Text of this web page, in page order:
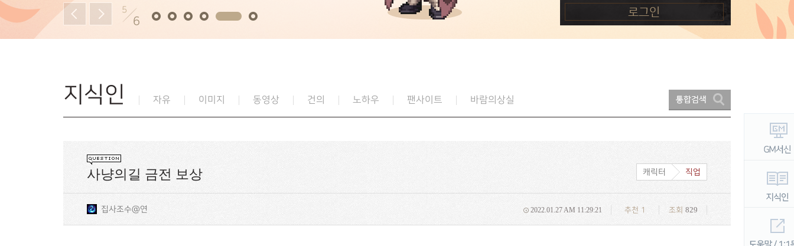
5
6
지식인 자유 이미지 동영상 건의 노하우 팬사이트 바람의상실
사냥의길 금전 보상 캐릭터 직업
집사조수@연 조회829
추천1
2022.01.27 AM 11:29:21